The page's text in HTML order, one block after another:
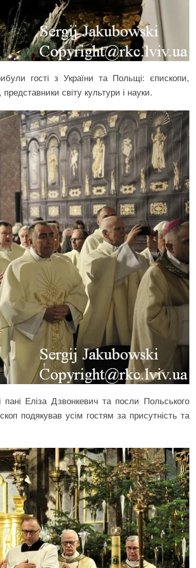
гості з України та Польщі: єпископи,
представники світу культури і науки.
Еліза Дзвонкевич та посли Польського
подякував усім гостям за присутність та